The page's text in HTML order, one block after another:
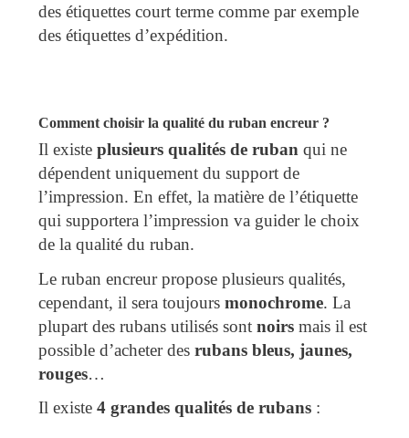
des étiquettes court terme comme par exemple
des étiquettes d’expédition.
Comment choisir la qualité du ruban encreur ?
Il existe plusieurs qualités de ruban qui ne
dépendent uniquement du support de
l’impression. En effet, la matière de l’étiquette
qui supportera l’impression va guider le choix
de la qualité du ruban.
Le ruban encreur propose plusieurs qualités,
cependant, il sera toujours monochrome. La
plupart des rubans utilisés sont noirs mais il est
possible d’acheter des rubans bleus, jaunes,
rouges…
Il existe 4 grandes qualités de rubans :